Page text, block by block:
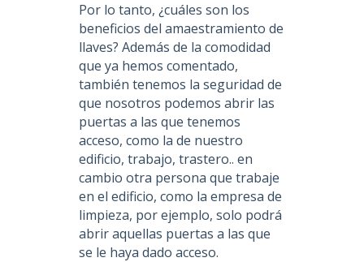
Por lo tanto, ¿cuáles son los
beneficios del amaestramiento de
llaves? Además de la comodidad
que ya hemos comentado,
también tenemos la seguridad de
que nosotros podemos abrir las
puertas a las que tenemos
acceso, como la de nuestro
edificio, trabajo, trastero.. en
cambio otra persona que trabaje
en el edificio, como la empresa de
limpieza, por ejemplo, solo podrá
abrir aquellas puertas a las que
se le haya dado acceso.